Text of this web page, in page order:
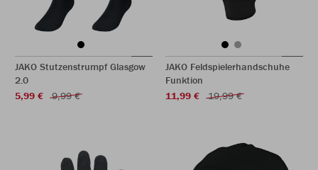
JAKO Stutzenstrumpf Glasgow
2.0
5,99 €
9,99 €
JAKO Feldspielerhandschuhe
Funktion
11,99 €
19,99 €